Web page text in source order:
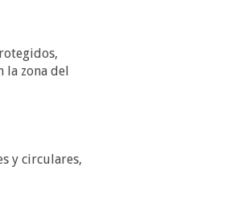
la zona del
y circulares,